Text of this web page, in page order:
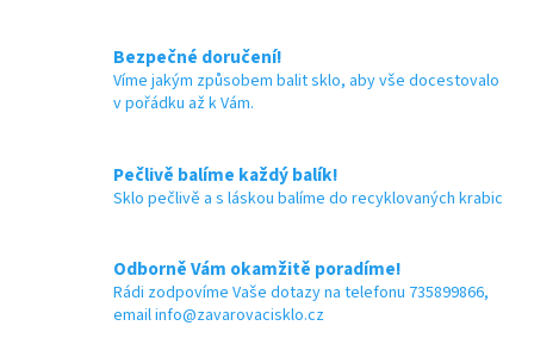
Bezpečné doručení!
Víme jakým způsobem balit sklo, aby vše docestovalo
v pořádku až k Vám.
Pečlivě balíme každý balík!
Sklo pečlivě a s láskou balíme do recyklovaných krabic
Odborně Vám okamžitě poradíme!
Rádi zodpovíme Vaše dotazy na telefonu 735899866,
email info@zavarovacisklo.cz